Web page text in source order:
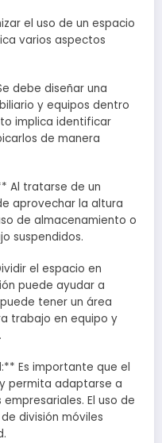
el uso de un espacio
varios aspectos
debe diseñar una
y equipos dentro
implica identificar
de manera
Al tratarse de un
aprovechar la altura
de almacenamiento o
suspendidos.
el espacio en
puede ayudar a
tener un área
trabajo en equipo y
Es importante que el
permita adaptarse a
El uso de
división móviles